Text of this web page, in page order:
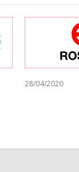
28/04/2020